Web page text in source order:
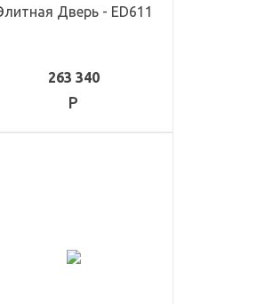
Дверь - ED611
263 340